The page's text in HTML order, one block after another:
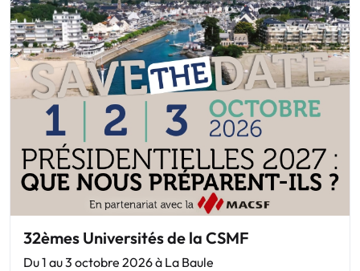
32èmes Universités de la CSMF
Du 1 au 3 octobre 2026 à La Baule